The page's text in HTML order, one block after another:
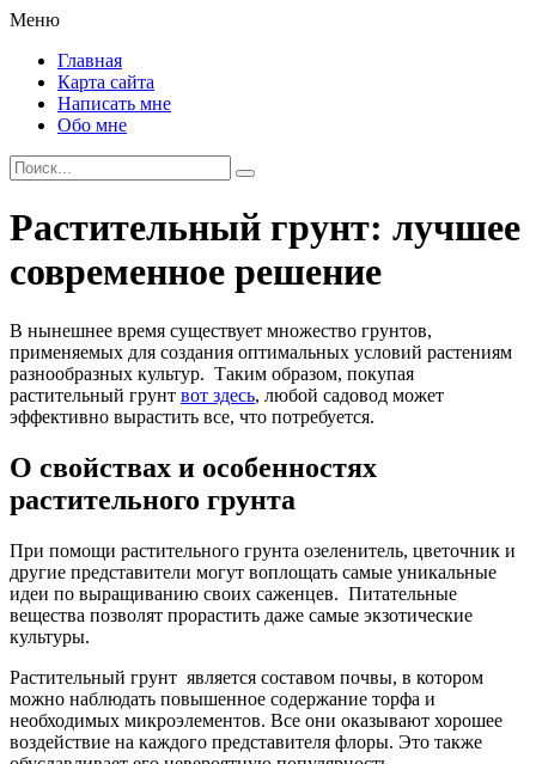
Меню
Главная
Карта сайта
Написать мне
Обо мне
Растительный грунт: лучшее
современное решение
В нынешнее время существует множество грунтов,
применяемых для создания оптимальных условий растениям
разнообразных культур. Таким образом, покупая
растительный грунт вот здесь, любой садовод может
эффективно вырастить все, что потребуется.
О свойствах и особенностях
растительного грунта
При помощи растительного грунта озеленитель, цветочник и
другие представители могут воплощать самые уникальные
идеи по выращиванию своих саженцев. Питательные
вещества позволят прорастить даже самые экзотические
культуры.
Растительный грунт является составом почвы, в котором
можно наблюдать повышенное содержание торфа и
необходимых микроэлементов. Все они оказывают хорошее
воздействие на каждого представителя флоры. Это также